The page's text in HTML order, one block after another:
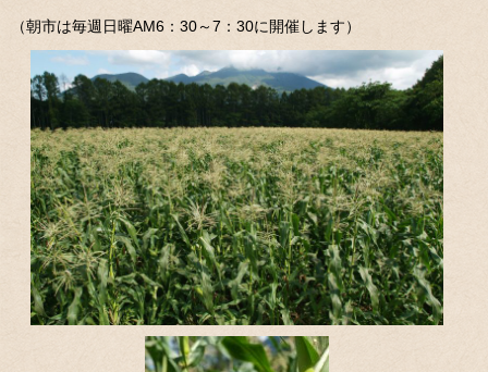
（朝市は毎週日曜AM6：30～7：30に開催します）